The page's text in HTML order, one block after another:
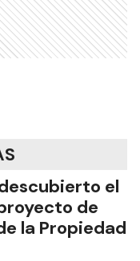
el
de
la Propiedad